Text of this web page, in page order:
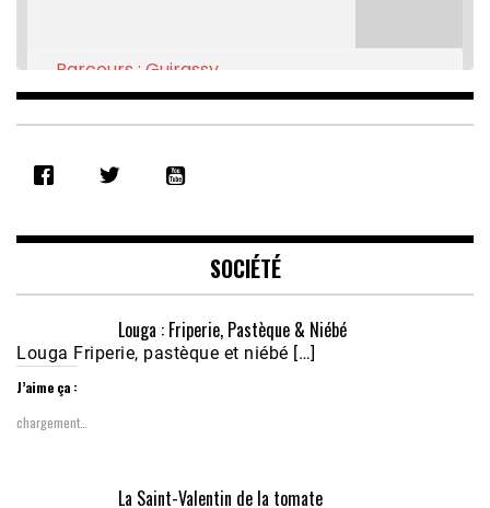
RSS FEED
EMBED
Parcours : Guirassy
Feb 16, 2021 • 28:08
Nobana (Podologue)
Feb 24, 2021 • 28mn
SOCIÉTÉ
Louga : Friperie, Pastèque & Niébé
Louga Friperie, pastèque et niébé […]
J’aime ça :
chargement…
La Saint-Valentin de la tomate